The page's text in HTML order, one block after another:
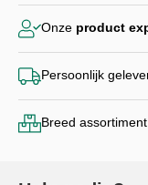
Onze product
Persoonlijk
Breed